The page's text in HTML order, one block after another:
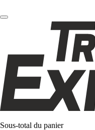
Sous-total du panier